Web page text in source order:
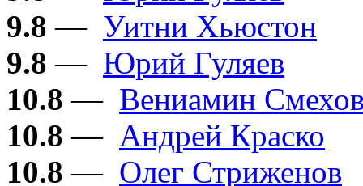
9.8 — Уитни Хьюстон
9.8 — Юрий Гуляев
10.8 — Вениамин
10.8 — Андрей Краско
10.8 — Олег Стриженов